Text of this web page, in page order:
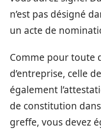
n’est pas désigné
un acte de
Comme pour toute
d’entreprise, celle
également
de constitution
greffe, vous devez